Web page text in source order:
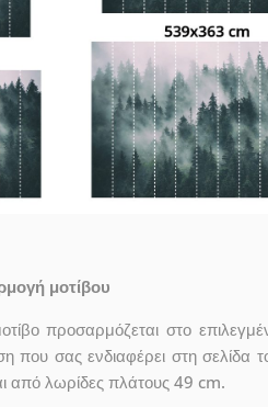
μοτίβου
προσαρμόζεται στο
σας ενδιαφέρει στη σελίδα
από λωρίδες πλάτους 49 cm.